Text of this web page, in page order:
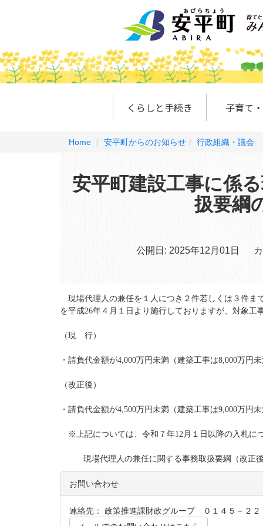
くらしと手続き 子育て
Home 安平町からのお知らせ 行政組織・議会
安平町建設工事に係
扱要綱
公開日: 2025年12月01日
現場代理人の兼任を１人につき２件若しくは３件ま
を平成26年４月１日より施行しておりますが、対象工
（現 行）
・請負代金額が4,000万円未満（建築工事は8,000万円
（改正後）
・ 請負代金額が4,500万円未満（建築工事は9,000万円
※上記については、令和７年12月１日以降の入札に
現場代理人の兼任に関する事務取扱要綱（改正後
お問い合わせ
連絡先： 政策推進課財政グループ ０１４５－２